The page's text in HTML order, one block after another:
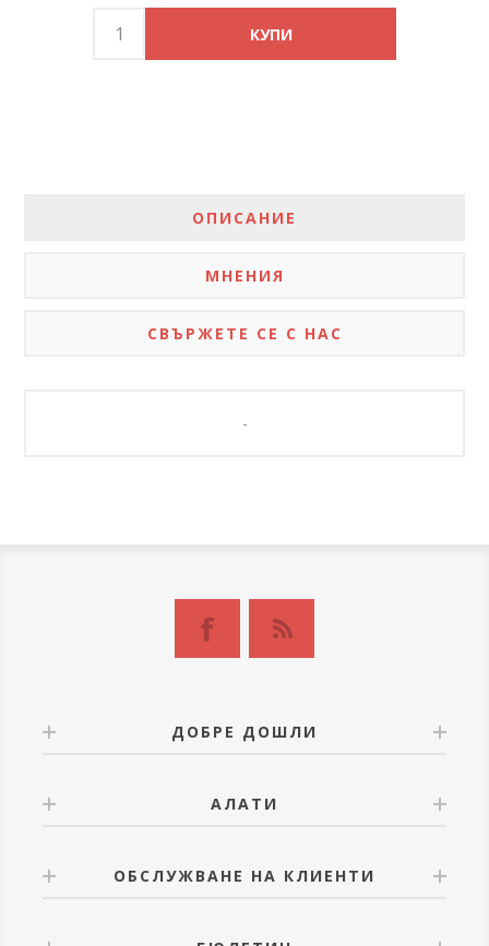
ОПИСАНИЕ
МНЕНИЯ
СВЪРЖЕТЕ СЕ С НАС
-
ДОБРЕ ДОШЛИ
АЛАТИ
ОБСЛУЖВАНЕ НА КЛИЕНТИ